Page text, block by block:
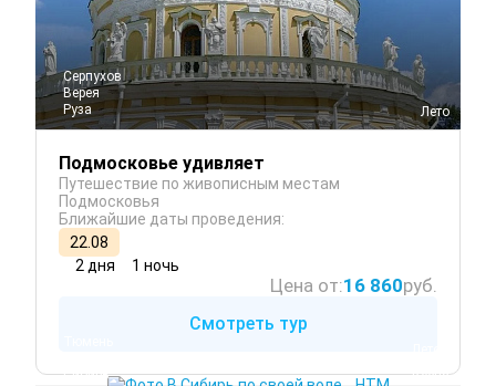
Серпухов
Верея
Руза
Лето
Подмосковье удивляет
Путешествие по живописным местам
Подмосковья
Ближайшие даты проведения:
22.08
2 дня
1 ночь
Цена от:16 860руб.
Смотреть тур
Сибирь
Весна